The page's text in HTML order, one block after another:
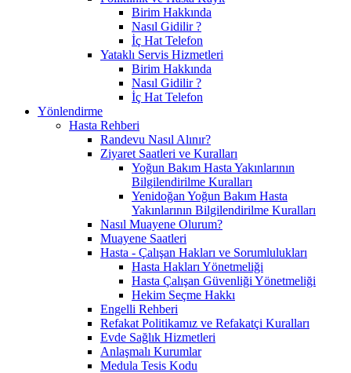
Birim Hakkında
Nasıl Gidilir ?
İç Hat Telefon
Yataklı Servis Hizmetleri
Birim Hakkında
Nasıl Gidilir ?
İç Hat Telefon
Yönlendirme
Hasta Rehberi
Randevu Nasıl Alınır?
Ziyaret Saatleri ve Kuralları
Yoğun Bakım Hasta Yakınlarının
Bilgilendirilme Kuralları
Yenidoğan Yoğun Bakım Hasta
Yakınlarının Bilgilendirilme Kuralları
Nasıl Muayene Olurum?
Muayene Saatleri
Hasta - Çalışan Hakları ve Sorumlulukları
Hasta Hakları Yönetmeliği
Hasta Çalışan Güvenliği Yönetmeliği
Hekim Seçme Hakkı
Engelli Rehberi
Refakat Politikamız ve Refakatçi Kuralları
Evde Sağlık Hizmetleri
Anlaşmalı Kurumlar
Medula Tesis Kodu